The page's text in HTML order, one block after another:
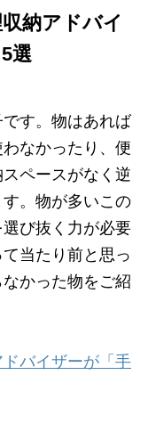
納アドバイ
選
す。物はあれば
なかったり、便
ペースがなく逆
。物が多いこの
び抜く力が必要
当たり前と思っ
かった物をご紹
バイザーが「手